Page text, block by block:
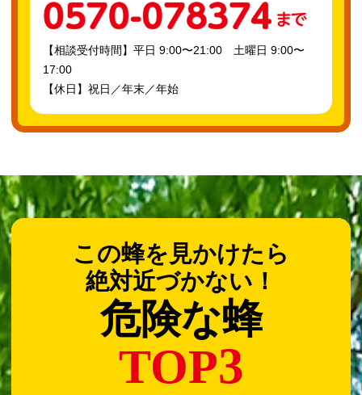
【相談受付時間】平日 9:00〜21:00 土曜日 9:00〜
17:00
【休日】祝日／年末／年始
この蜂を見かけたら
絶対近づかない！
危険な蜂
TOP3